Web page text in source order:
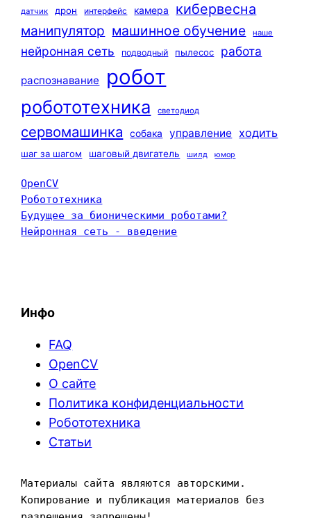
датчик дрон интерфейс камера кибервесна
манипулятор машинное обучение наше
нейронная сеть подводный пылесос работа
распознавание робот
робототехника светодиод
сервомашинка собака управление ходить
шаг за шагом шаговый двигатель шилд юмор
OpenCV
Робототехника
Будущее за бионическими роботами?
Нейронная сеть - введение
Инфо
FAQ
OpenCV
О сайте
Политика конфиденциальности
Робототехника
Статьи
Материалы сайта являются авторскими.
Копирование и публикация материалов без